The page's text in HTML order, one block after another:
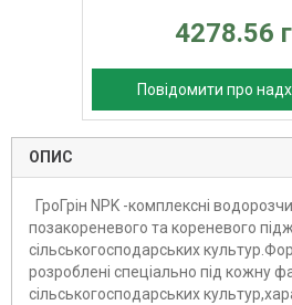
4278.56
Повідомити про
ОПИС
ГроГрін NPK -комплексні
позакореневого та кореневого
сільськогосподарських
розроблені спеціально під кожну
сільськогосподарських